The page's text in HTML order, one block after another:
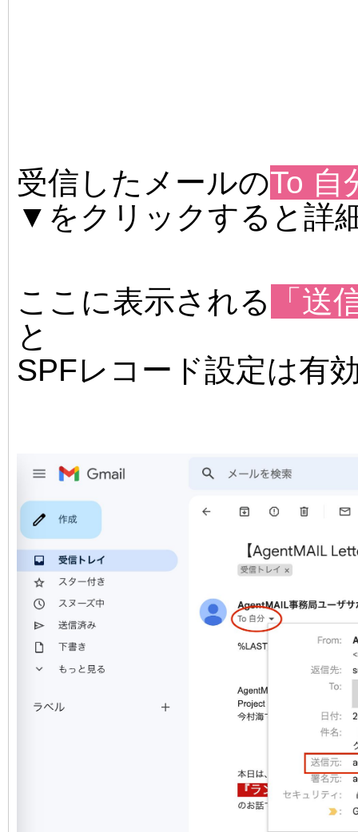
受信したメールのTo
▼をクリックすると詳
ここに表示される
「送
と
SPFレコード設定は有